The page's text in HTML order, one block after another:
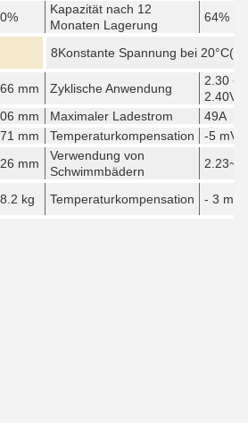
Kapazität nach 12
Monaten Lagerung
64%
8Konstante Spannung bei 20°C
mm Zyklische Anwendung
2.30 ~
2.40V
mm Maximaler Ladestrom
49A
mm Temperaturkompensation -5 mV/
mm
Verwendung von
Schwimmbädern
kg Temperaturkompensation - 3 mV/